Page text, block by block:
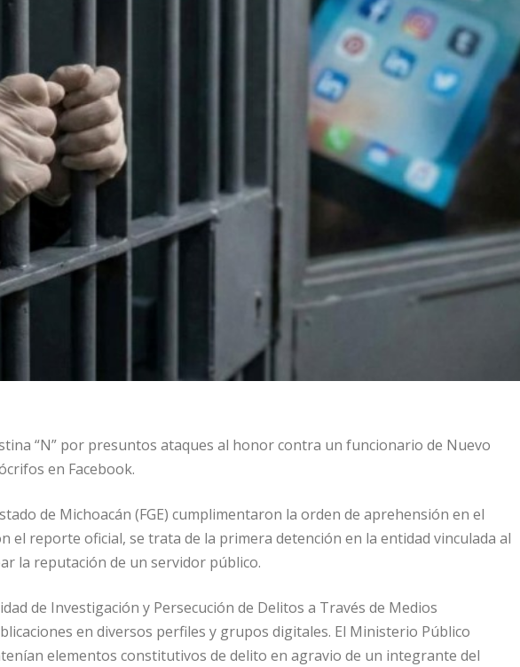
“N” por presuntos ataques al honor contra un funcionario de Nuevo
en Facebook.
de Michoacán (FGE) cumplimentaron la orden de aprehensión en el
el reporte oficial, se trata de la primera detención en la entidad vinculada al
la reputación de un servidor público.
de Investigación y Persecución de Delitos a Través de Medios
en diversos perfiles y grupos digitales. El Ministerio Público
elementos constitutivos de delito en agravio de un integrante del